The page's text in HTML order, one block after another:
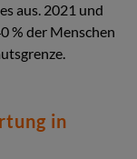
aus. 2021 und
% der Menschen
in